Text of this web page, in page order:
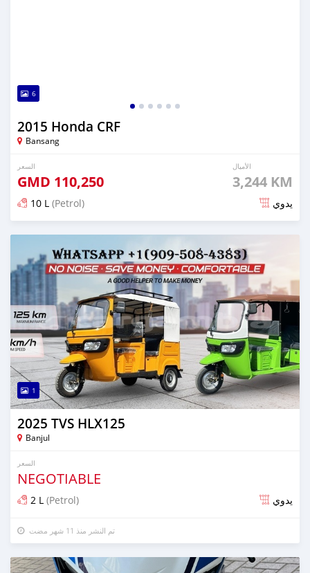
6
2015 Honda CRF
Bansang
السعر
GMD 110,250
الأميال
3,244 KM
10 L (Petrol) يدوي
تم النشر منذ 6 أشهر مضت
1
2025 TVS HLX125
Banjul
السعر
NEGOTIABLE
2 L (Petrol) يدوي
تم النشر منذ 11 شهر مضت